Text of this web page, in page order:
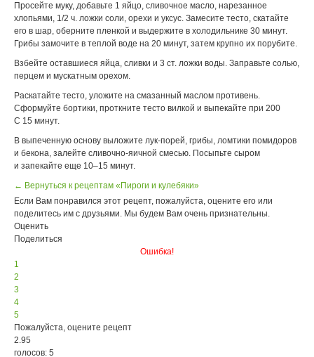
Просейте муку, добавьте 1 яйцо, сливочное масло, нарезанное
хлопьями, 1/2 ч. ложки соли, орехи и уксус. Замесите тесто, скатайте
его в шар, оберните пленкой и выдержите в холодильнике 30 минут.
Грибы замочите в теплой воде на 20 минут, затем крупно их порубите.
Взбейте оставшиеся яйца, сливки и 3 ст. ложки воды. Заправьте солью,
перцем и мускатным орехом.
Раскатайте тесто, уложите на смазанный маслом противень.
Сформуйте бортики, проткните тесто вилкой и выпекайте при 200
С 15 минут.
В выпеченную основу выложите лук-порей, грибы, ломтики помидоров
и бекона, залейте сливочно-яичной смесью. Посыпьте сыром
и запекайте еще 10–15 минут.
← Вернуться к рецептам «Пироги и кулебяки»
Если Вам понравился этот рецепт, пожалуйста, оцените его или
поделитесь им с друзьями. Мы будем Вам очень признательны.
Оценить
Поделиться
Ошибка!
1
2
3
4
5
Пожалуйста, оцените рецепт
2.95
голосов: 5